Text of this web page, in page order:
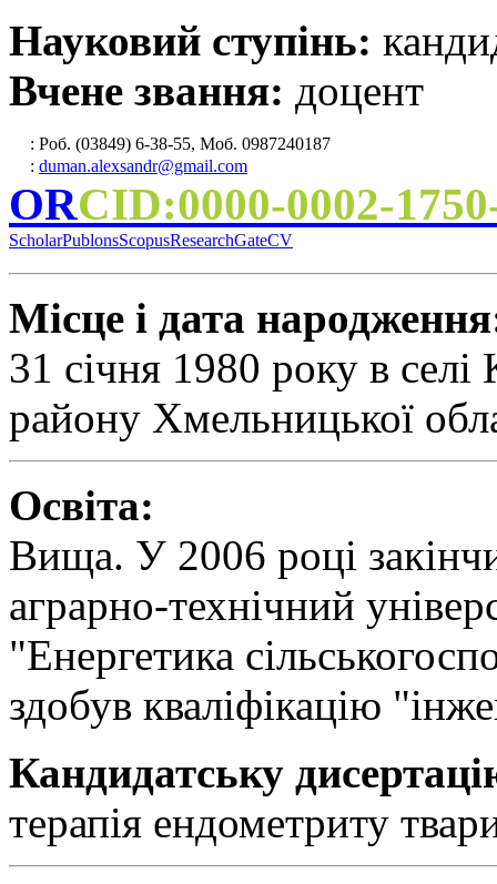
Науковий ступінь:
Вчене звання: доцент
: Роб. (03849) 6-38-55, Моб. 0987240187
: duman.alexsandr@gmail.com
ORCID:0000-0002-
ScholarPublonsScopusResearchGateCV
Місце і дата
31 січня 1980 року в
району Хмельницької
Освіта:
Вища. У 2006 році
аграрно-технічний
"Енергетика
здобув кваліфікацію
Кандидатську
терапія ендометриту